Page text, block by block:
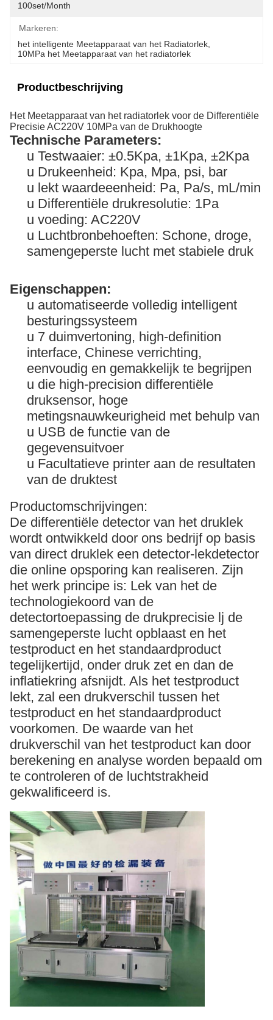
100set/month
Markeren:
het intelligente Meetapparaat van het Radiatorlek
10MPa het Meetapparaat van het radiatorlek
Productbeschrijving
Het Meetapparaat van het radiatorlek voor de Differentiële
Precisie AC220V 10MPa van de Drukhoogte
Technische Parameters:
u Testwaaier: ±0.5Kpa, ±1Kpa, ±2Kpa
u Drukeenheid: Kpa, Mpa, psi, bar
u lekt waardeeenheid: Pa, Pa/s, mL/min
u Differentiële drukresolutie: 1Pa
u voeding: AC220V
u Luchtbronbehoeften: Schone, droge,
samengeperste lucht met stabiele druk
Eigenschappen:
u automatiseerde volledig intelligent
besturingssysteem
u 7 duimvertoning, high-definition
interface, Chinese verrichting,
eenvoudig en gemakkelijk te begrijpen
u die high-precision differentiële
druksensor, hoge
metingsnauwkeurigheid met behulp van
u USB de functie van de
gegevensuitvoer
u Facultatieve printer aan de resultaten
van de druktest
Productomschrijvingen:
De differentiële detector van het druklek
wordt ontwikkeld door ons bedrijf op basis
van direct druklek een detector-lekdetector
die online opsporing kan realiseren. Zijn
het werk principe is: Lek van het de
technologiekoord van de
detectortoepassing de drukprecisie lj de
samengeperste lucht opblaast en het
testproduct en het standaardproduct
tegelijkertijd, onder druk zet en dan de
inflatiekring afsnijdt. Als het testproduct
lekt, zal een drukverschil tussen het
testproduct en het standaardproduct
voorkomen. De waarde van het
drukverschil van het testproduct kan door
berekening en analyse worden bepaald om
te controleren of de luchtstrakheid
gekwalificeerd is.